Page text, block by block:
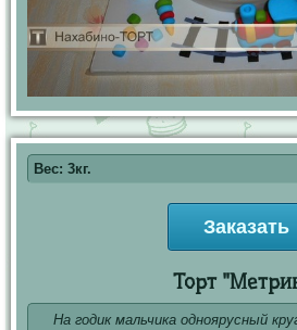
Вес: 3кг.
Заказать
Торт
На годик мальчика одноярусный